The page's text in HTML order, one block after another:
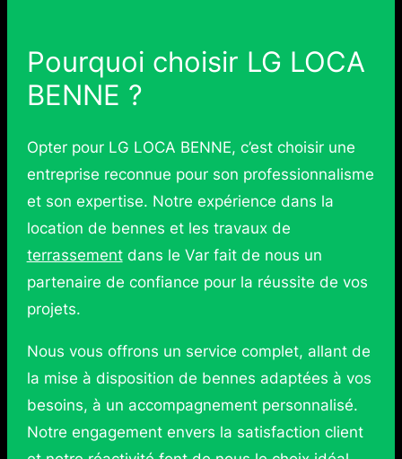
Pourquoi choisir LG LOCA
BENNE ?
Opter pour LG LOCA BENNE, c’est choisir une
entreprise reconnue pour son professionnalisme
et son expertise. Notre expérience dans la
location de bennes et les travaux de
terrassementdans le Var fait de nous un
partenaire de confiance pour la réussite de vos
projets.
Nous vous offrons un service complet, allant de
la mise à disposition de bennes adaptées à vos
besoins, à un accompagnement personnalisé.
Notre engagement envers la satisfaction client